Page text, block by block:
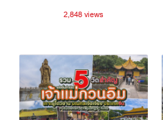
2,848 views